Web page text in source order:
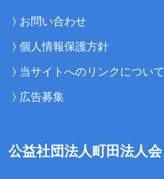
お問い合わせ
個人情報保護方針
当サイトへのリンクについて
広告募集
公益社団法人町田法人会